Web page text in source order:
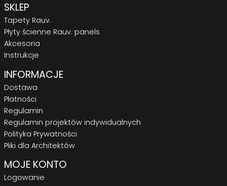
SKLEP
Tapety Rauv.
Płyty ścienne Rauv. panels
Akcesoria
Instrukcje
INFORMACJE
Dostawa
Płatności
Regulamin
Regulamin projektów indywidualnych
Polityka Prywatności
Pliki dla Architektów
MOJE KONTO
Logowanie